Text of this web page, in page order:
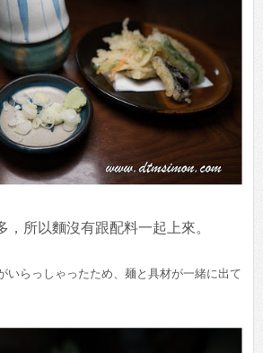
所以麵沒有跟配料一起上來。
いらっしゃったため、麺と具材が一緒に出て